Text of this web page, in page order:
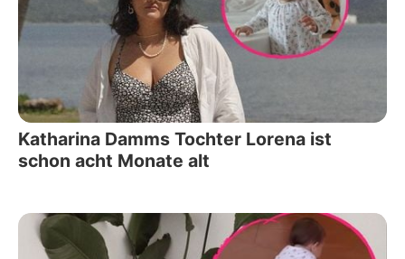
Katharina Damms Tochter Lorena ist
schon acht Monate alt